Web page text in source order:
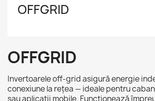
OFFGRID
OFFGRID
Invertoarele off-grid asigură energie
conexiune la rețea — ideale pentru
sau aplicații mobile. Funcționează